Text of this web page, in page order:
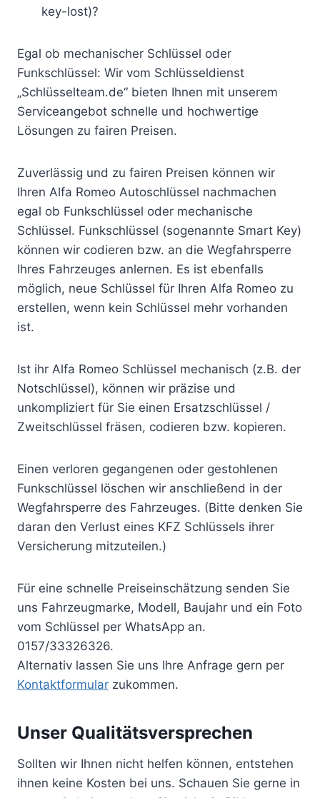
key-lost)?
Egal ob mechanischer Schlüssel oder
Funkschlüssel: Wir vom Schlüsseldienst
„Schlüsselteam.de“ bieten Ihnen mit unserem
Serviceangebot schnelle und hochwertige
Lösungen zu fairen Preisen.
Zuverlässig und zu fairen Preisen können wir
Ihren Alfa Romeo Autoschlüssel nachmachen
egal ob Funkschlüssel oder mechanische
Schlüssel. Funkschlüssel (sogenannte Smart Key)
können wir codieren bzw. an die Wegfahrsperre
Ihres Fahrzeuges anlernen. Es ist ebenfalls
möglich, neue Schlüssel für Ihren Alfa Romeo zu
erstellen, wenn kein Schlüssel mehr vorhanden
ist.
Ist ihr Alfa Romeo Schlüssel mechanisch (z.B. der
Notschlüssel), können wir präzise und
unkompliziert für Sie einen Ersatzschlüssel /
Zweitschlüssel fräsen, codieren bzw. kopieren.
Einen verloren gegangenen oder gestohlenen
Funkschlüssel löschen wir anschließend in der
Wegfahrsperre des Fahrzeuges. (Bitte denken Sie
daran den Verlust eines KFZ Schlüssels ihrer
Versicherung mitzuteilen.)
Für eine schnelle Preiseinschätzung senden Sie
uns Fahrzeugmarke, Modell, Baujahr und ein Foto
vom Schlüssel per WhatsApp an.
0157/33326326.
Alternativ lassen Sie uns Ihre Anfrage gern per
Kontaktformular zukommen.
Unser Qualitätsversprechen
Sollten wir Ihnen nicht helfen können, entstehen
ihnen keine Kosten bei uns. Schauen Sie gerne in